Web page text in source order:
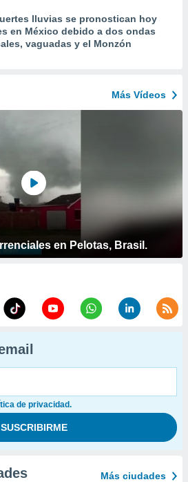
lluvias se pronostican hoy
en México debido a dos ondas
vaguadas y el Monzón
Más Vídeos
en Pelotas, Brasil.
de privacidad.
Más ciudades